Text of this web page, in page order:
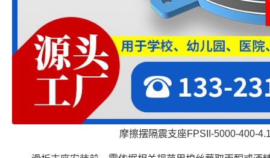
摩擦摆隔震支座FPSII-5000-400-